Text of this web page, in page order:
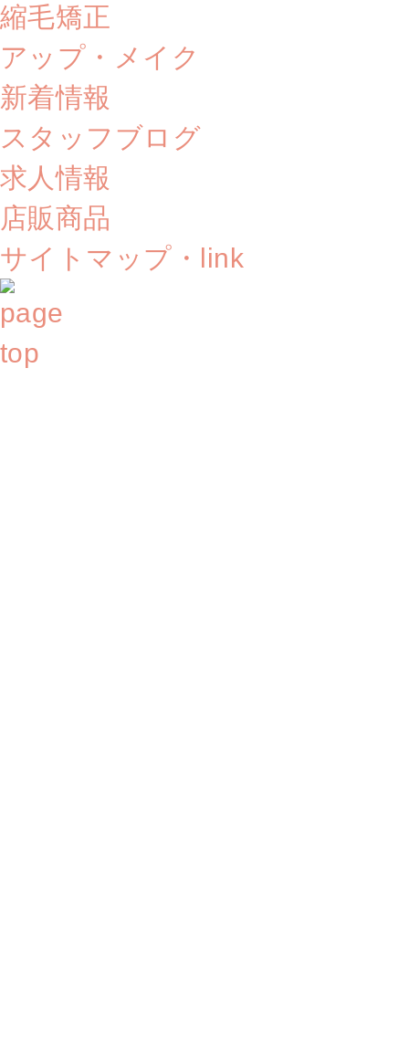
縮毛矯正
アップ・メイク
新着情報
スタッフブログ
求人情報
店販商品
サイトマップ・link